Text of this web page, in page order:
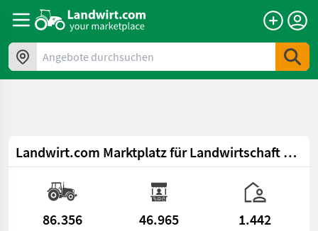
a11y.skipToContent
Angebote durchsuchen
Landwirt.com Marktplatz für Landwirtschaft & Forsttechnik
86.356 46.965 1.442